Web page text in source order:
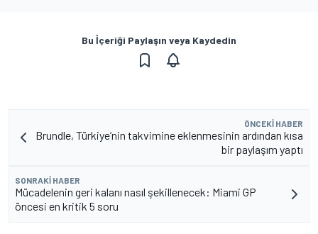
Bu İçeriği Paylaşın veya Kaydedin
ÖNCEKI HABER
Brundle, Türkiye’nin takvimine eklenmesinin ardından kısa
bir paylaşım yaptı
SONRAKI HABER
Mücadelenin geri kalanı nasıl şekillenecek: Miami GP
öncesi en kritik 5 soru